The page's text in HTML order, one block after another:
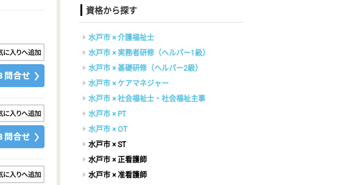
資格から探す
水戸市 × 介護福祉士
水戸市 × 実務者研修（ヘルパー1級）
水戸市 × 基礎研修（ヘルパー2級）
水戸市 × ケアマネジャー
水戸市 × 社会福祉士・社会福祉主事
水戸市 × PT
水戸市 × OT
水戸市 × ST
水戸市 × 正看護師
水戸市 × 准看護師